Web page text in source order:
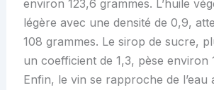
environ 123,6 grammes. L’huile
légère avec une densité de 0,9,
108 grammes. Le sirop de sucre,
un coefficient de 1,3, pèse environ
Enfin, le vin se rapproche de l’eau